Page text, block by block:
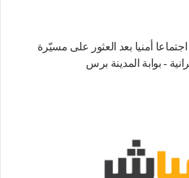
أمنيا بعد العثور على مسيّرة
- بوابة المدينة برس